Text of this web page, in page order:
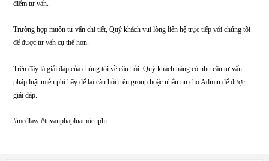
dược liệu phải bảo đảm không ảnh hưởng đến chất lượng của thuốc
xuất nhập, truy xuất nguồn gốc;
Luật dược.